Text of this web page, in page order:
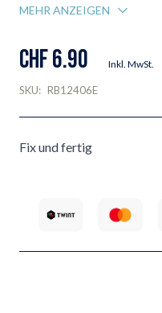
MEHR ANZEIGEN
CHF 6.90 Inkl. MwSt.
SKU: RB12406E
Fix und fertig